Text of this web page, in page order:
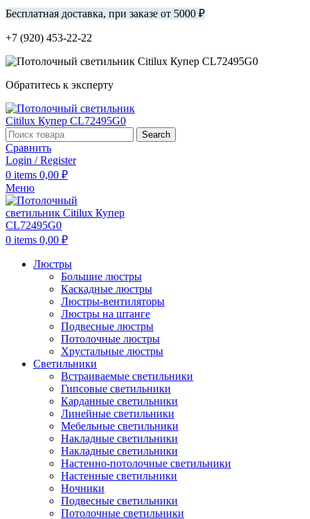
Бесплатная доставка, при заказе от 5000 ₽
+7 (920) 453-22-22
Обратитесь к эксперту
Search
Сравнить
Login / Register
0 items 0,00 ₽
Меню
0 items 0,00 ₽
Люстры
Большие люстры
Каскадные люстры
Люстры-вентиляторы
Люстры на штанге
Подвесные люстры
Потолочные люстры
Хрустальные люстры
Светильники
Встраиваемые светильники
Гипсовые светильники
Карданные светильники
Линейные светильники
Мебельные светильники
Накладные светильники
Накладные светильники
Настенно-потолочные светильники
Настенные светильники
Ночники
Подвесные светильники
Потолочные светильники